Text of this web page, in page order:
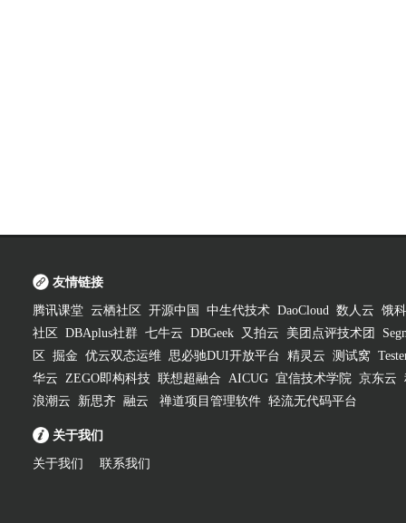
友情链接
腾讯课堂 云栖社区 开源中国 中生代技术 DaoCloud 数人云 饿
社区
DBAplus社群 七牛云 DBGeek 又拍云 美团点评技术团
区
掘金 优云双态运维 思必驰DUI开放平台 精灵云 测试窝
华云 ZEGO即构科技 联想超融合 AICUG 宜信技术学院 京东云
浪潮云
新思齐 融云 禅道项目管理软件 轻流无代码平台
关于我们
关于我们 联系我们